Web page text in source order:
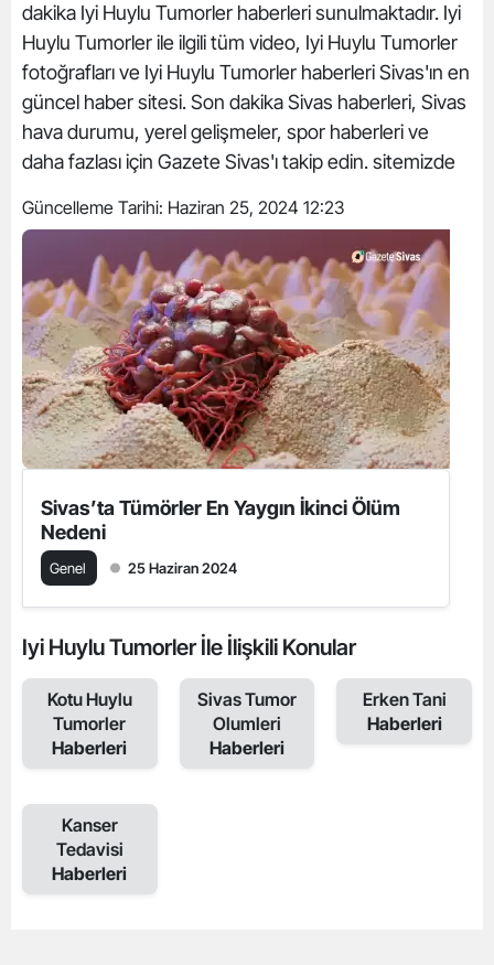
dakika Iyi Huylu Tumorler haberleri sunulmaktadır. Iyi
Huylu Tumorler ile ilgili tüm video, Iyi Huylu Tumorler
fotoğrafları ve Iyi Huylu Tumorler haberleri Sivas'ın en
güncel haber sitesi. Son dakika Sivas haberleri, Sivas
hava durumu, yerel gelişmeler, spor haberleri ve
daha fazlası için Gazete Sivas'ı takip edin. sitemizde
Güncelleme Tarihi: Haziran 25, 2024 12:23
Sivas’ta Tümörler En Yaygın İkinci Ölüm
Nedeni
Genel 25 Haziran 2024
Iyi Huylu Tumorler İle İlişkili Konular
Kotu Huylu
Tumorler
Haberleri
Sivas Tumor
Olumleri
Haberleri
Erken Tani
Haberleri
Kanser
Tedavisi
Haberleri